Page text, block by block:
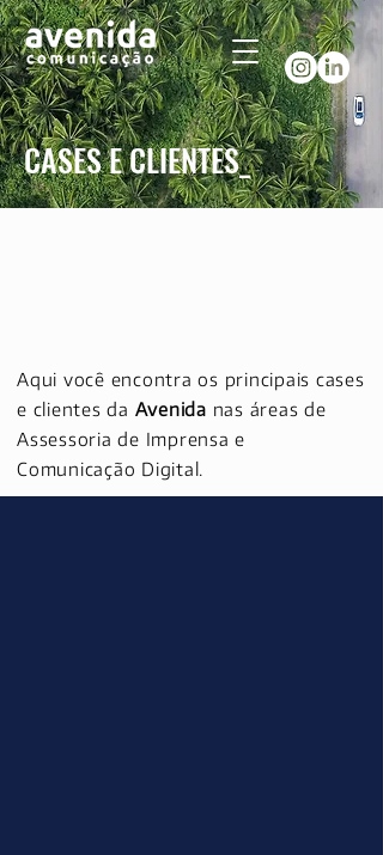
CASES E CLIENTES_
Aqui você encontra os principais cases
e clientes da Avenida nas áreas de
Assessoria de Imprensa e
Comunicação Digital.